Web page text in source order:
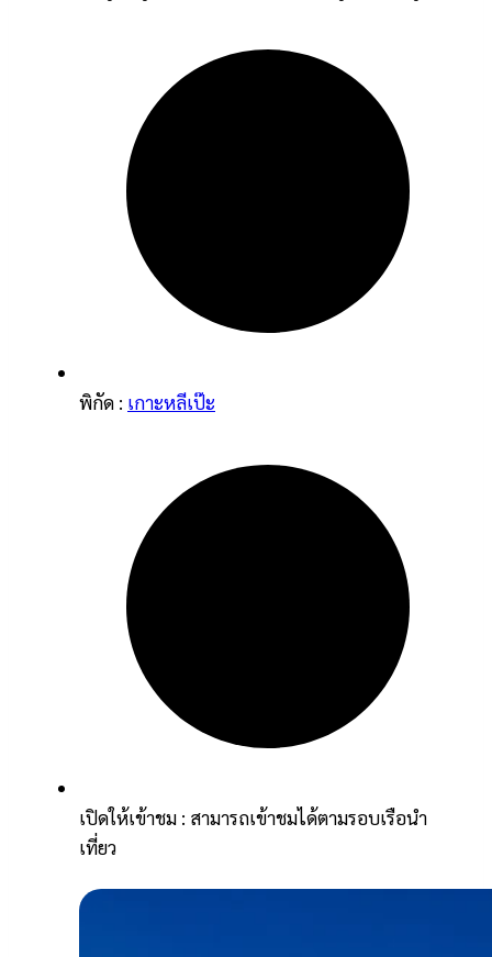
พิกัด : เกาะหลีเป๊ะ
เปิดให้เข้าชม : สามารถเข้าชมได้ตามรอบเรือนำ
เที่ยว